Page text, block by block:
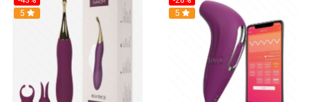
Hot
5
Hot
5